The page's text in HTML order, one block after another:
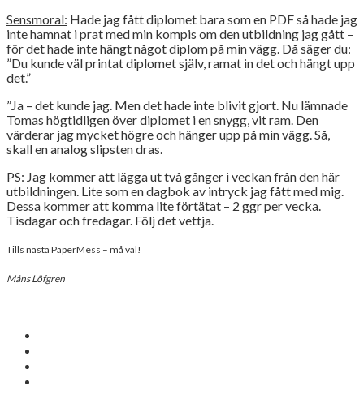
Sensmoral: Hade jag fått diplomet bara som en PDF så hade jag
inte hamnat i prat med min kompis om den utbildning jag gått –
för det hade inte hängt något diplom på min vägg. Då säger du:
”Du kunde väl printat diplomet själv, ramat in det och hängt upp
det.”
”Ja – det kunde jag. Men det hade inte blivit gjort. Nu lämnade
Tomas högtidligen över diplomet i en snygg, vit ram. Den
värderar jag mycket högre och hänger upp på min vägg. Så,
skall en analog slipsten dras.
PS: Jag kommer att lägga ut två gånger i veckan från den här
utbildningen. Lite som en dagbok av intryck jag fått med mig.
Dessa kommer att komma lite förtätat – 2 ggr per vecka.
Tisdagar och fredagar. Följ det vettja.
Tills nästa PaperMess – må väl!
Måns Löfgren